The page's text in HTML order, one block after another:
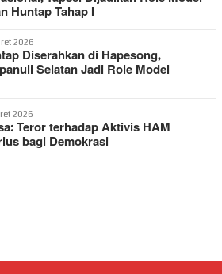
Huntap Tahap I
2026
Diserahkan di Hapesong,
Selatan Jadi Role Model
2026
Teror terhadap Aktivis HAM
bagi Demokrasi